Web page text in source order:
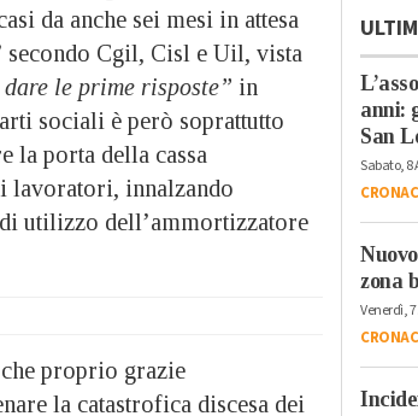
da anche sei mesi in attesa
secondo Cgil, Cisl e Uil, vista
dare le prime risposte” in
sociali è però soprattutto
la porta della cassa
lavoratori, innalzando
utilizzo dell’ammortizzatore
proprio grazie
la catastrofica discesa dei
anni:
San
Sabato, 8
zona
Venerdì, 7